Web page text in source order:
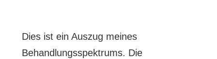
Dies ist ein Auszug meines
Behandlungsspektrums. Die